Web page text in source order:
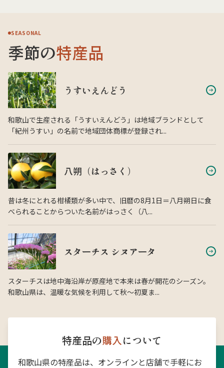
SEASONAL
季節の特産品
うすいえんどう
和歌山で生産される「うすいえんどう」は地域ブランドとして
「紀州うすい」の名前で地域団体商標が登録され...
八朔（はっさく）
昔は冬にとれる柑橘類が多い中で、旧暦の8月1日＝八月朔日に食
べられることからついた名前がはっさく（八...
スターチス シヌアータ
スターチスは地中海沿岸が原産地で本来は春が開花のシーズン。
和歌山県は、温暖な気候を利用して秋〜初夏ま...
特産品の購入について
和歌山県の特産品は、オンラインと店舗で手軽にお